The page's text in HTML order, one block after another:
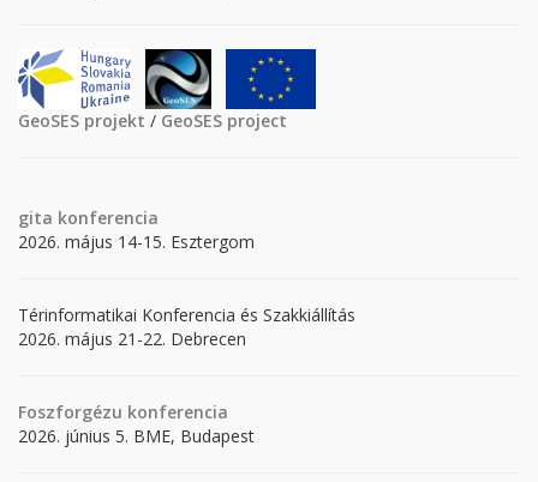
GeoSES projekt / GeoSES project
gita konferencia
2026. május 14-15. Esztergom
Térinformatikai Konferencia és Szakkiállítás
2026. május 21-22. Debrecen
Foszforgézu konferencia
2026. június 5. BME, Budapest